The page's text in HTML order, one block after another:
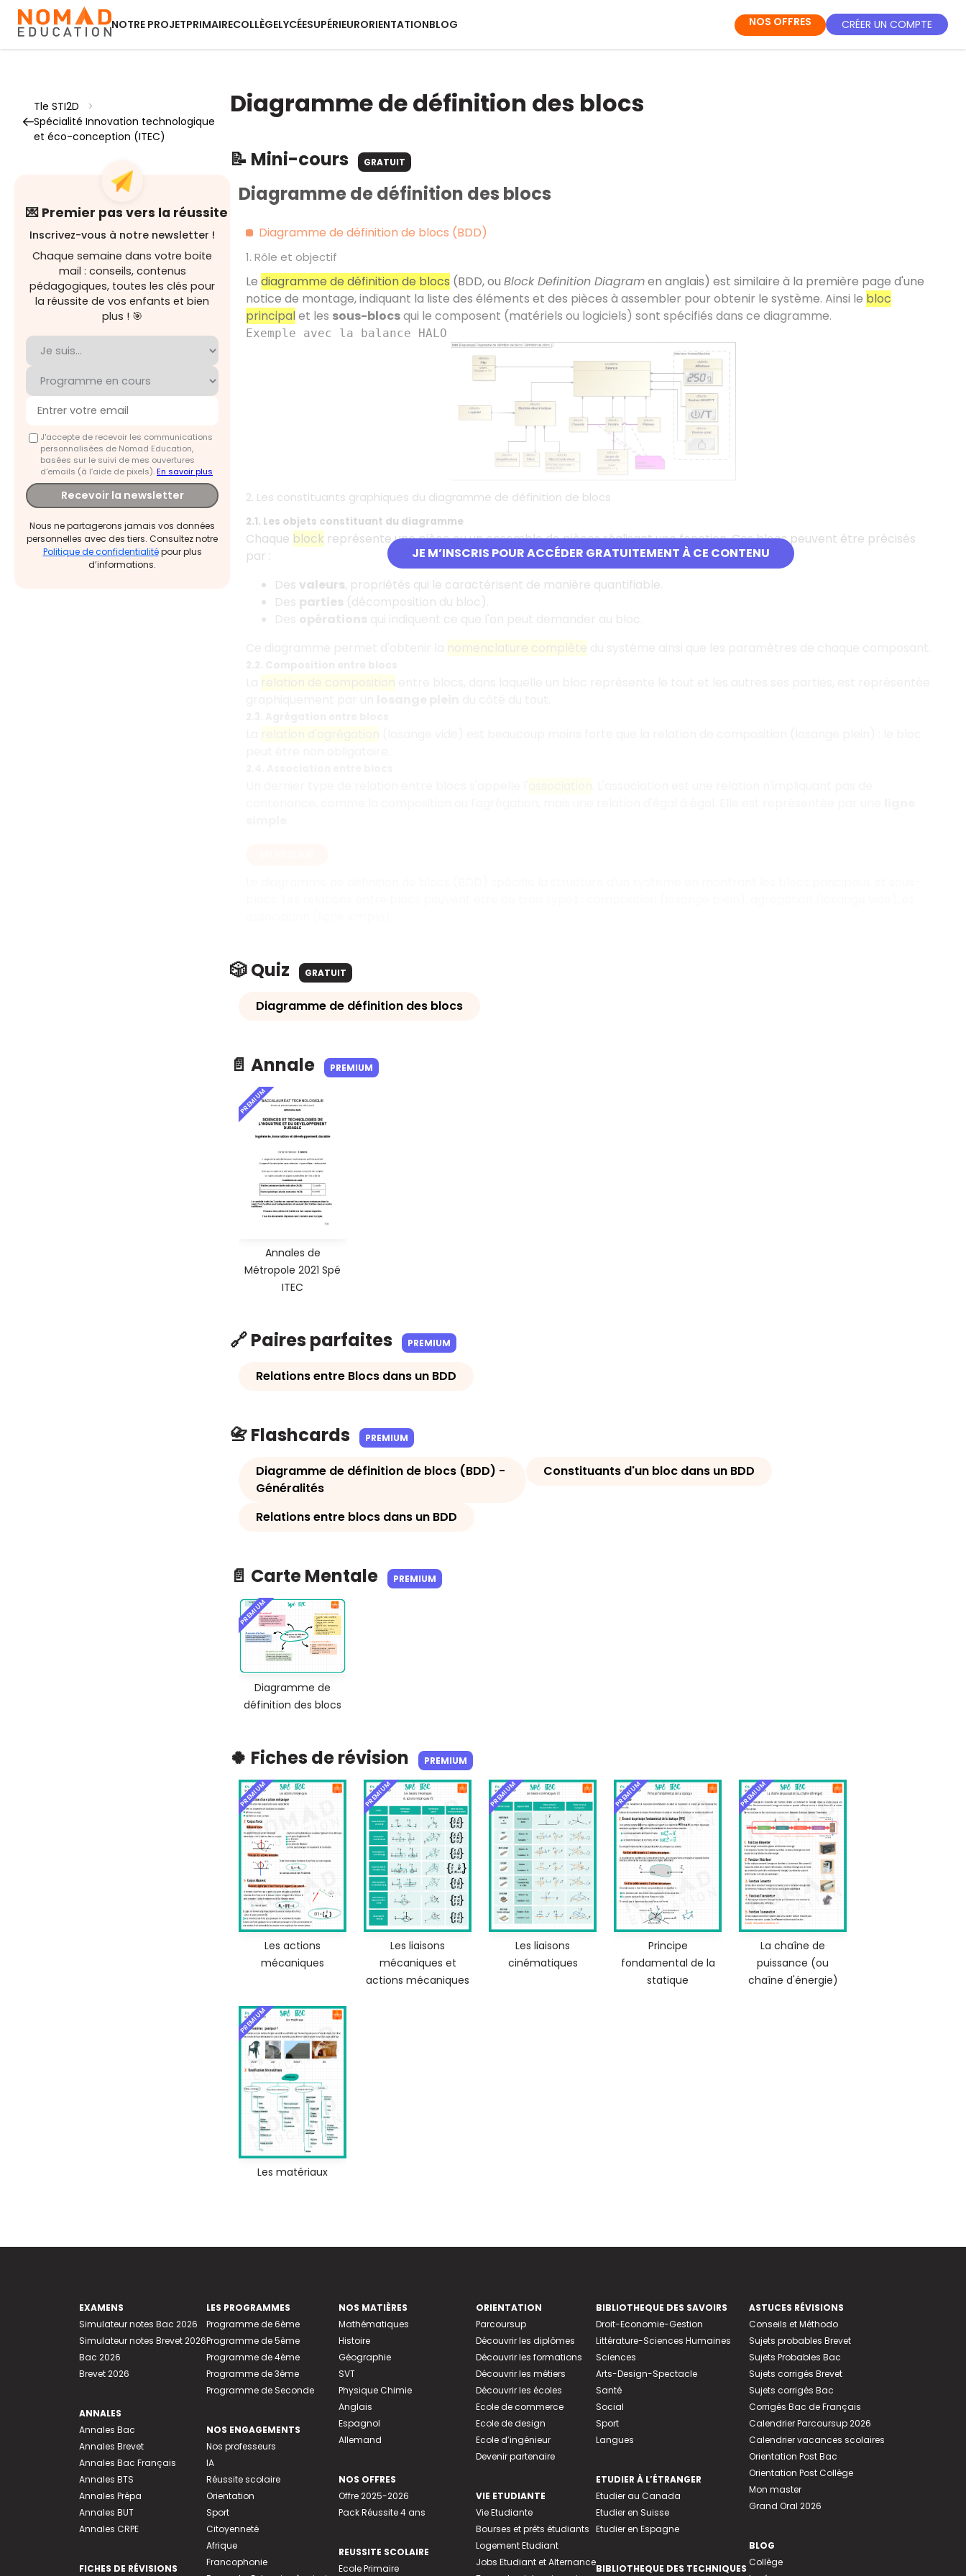
NOTRE PROJETPRIMAIRECOLLÈGELYCÉESUPÉRIEURORIENTATIONBLOG NOS OFFRES CRÉER UN COMPTE
Tle STI2D
>
Spécialité Innovation technologique
et éco-conception (ITEC)
💌 Premier pas vers la réussite
Inscrivez-vous à notre newsletter !
Chaque semaine dans votre boite
mail : conseils, contenus
pédagogiques, toutes les clés pour
la réussite de vos enfants et bien
plus ! 🎯
J'accepte de recevoir les communications
personnalisées de Nomad Education,
basées sur le suivi de mes ouvertures
d'emails (à l’aide de pixels).En savoir plus
Recevoir la newsletter
Nous ne partagerons jamais vos données
personnelles avec des tiers. Consultez notre
Politique de confidentialitépour plus
d’informations.
Diagramme de définition des blocs
📝 Mini-cours GRATUIT
JE M’INSCRIS POUR ACCÉDER GRATUITEMENT À CE CONTENU
Diagramme de définition des blocs
Diagramme de définition de blocs (BDD)
1. Rôle et objectif
Le diagramme de définition de blocs (BDD, ou Block Definition Diagramen anglais) est similaire à la première page d'une
notice de montage, indiquant la liste des éléments et des pièces à assembler pour obtenir le système. Ainsi le bloc
principal et les sous-blocsqui le composent (matériels ou logiciels) sont spécifiés dans ce diagramme.
Exemple avec la balance HALO
2. Les constituants graphiques du diagramme de définition de blocs
2.1. Les objets constituant du diagramme
Chaque block représente une pièce ou un ensemble de pièces réalisant une fonction. Ces blocs peuvent être précisés
par :
Des valeurs, propriétés qui le caractérisent de manière quantifiable.
Des parties (décomposition du bloc).
Des
opérations
qui indiquent ce que l'on peut demander au bloc.
nomenclature complète
🎲 Quiz GRATUIT
Diagramme de définition des blocs
📄 Annale PREMIUM
PREMIUM
Annales de
Métropole 2021 Spé
ITEC
🔗 Paires parfaites PREMIUM
Relations entre Blocs dans un BDD
📇 Flashcards PREMIUM
Diagramme de définition de blocs (BDD) -
Généralités
Constituants d'un bloc dans un BDD
Relations entre blocs dans un BDD
📄 Carte Mentale PREMIUM
PREMIUM
Diagramme de
définition des blocs
🍀 Fiches de révision PREMIUM
PREMIUM
Les actions
mécaniques
PREMIUM
Les liaisons
mécaniques et
actions mécaniques
PREMIUM
Les liaisons
cinématiques
PREMIUM
Principe
fondamental de la
statique
PREMIUM
La chaîne de
puissance (ou
chaîne d'énergie)
PREMIUM
Les matériaux
EXAMENS
Simulateur notes Bac 2026
Simulateur notes Brevet 2026
Bac 2026
Brevet 2026
ANNALES
Annales Bac
Annales Brevet
Annales Bac Français
Annales BTS
Annales Prépa
Annales BUT
Annales CRPE
FICHES DE RÉVISIONS
LES PROGRAMMES
Programme de 6ème
Programme de 5ème
Programme de 4ème
Programme de 3ème
Programme de Seconde
NOS ENGAGEMENTS
Nos professeurs
IA
Réussite scolaire
Orientation
Sport
Citoyenneté
Afrique
Francophonie
NOS MATIÈRES
Mathématiques
Histoire
Géographie
SVT
Physique Chimie
Anglais
Espagnol
Allemand
NOS OFFRES
Offre 2025-2026
Pack Réussite 4 ans
REUSSITE SCOLAIRE
Ecole Primaire
ORIENTATION
Parcoursup
Découvrir les diplômes
Découvrir les formations
Découvrir les métiers
Découvrir les écoles
Ecole de commerce
Ecole de design
Ecole d’ingénieur
Devenir partenaire
VIE ETUDIANTE
Vie Etudiante
Bourses et prêts étudiants
Logement Etudiant
Jobs Etudiant et Alternance
BIBLIOTHEQUE DES SAVOIRS
Droit-Economie-Gestion
Littérature-Sciences Humaines
Sciences
Arts-Design-Spectacle
Santé
Social
Sport
Langues
ETUDIER À L’ÉTRANGER
Etudier au Canada
Etudier en Suisse
Etudier en Espagne
BIBLIOTHEQUE DES TECHNIQUES
ASTUCES RÉVISIONS
Conseils et Méthodo
Sujets probables Brevet
Sujets Probables Bac
Sujets corrigés Brevet
Sujets corrigés Bac
Corrigés Bac de Français
Calendrier Parcoursup 2026
Calendrier vacances scolaires
Orientation Post Bac
Orientation Post Collège
Mon master
Grand Oral 2026
BLOG
Collège